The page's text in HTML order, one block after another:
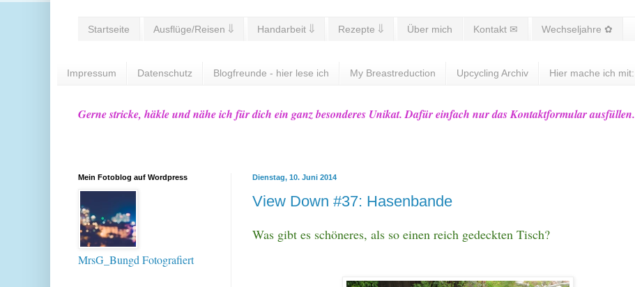
Startseite Ausflüge/Reisen ⇓ Handarbeit ⇓ Rezepte ⇓ Über mich Kontakt ✉ Wechseljahre ✿
Impressum Datenschutz Blogfreunde - hier lese ich My Breastreduction Upcycling Archiv Hier mache ich mit:
Gerne stricke, häkle und nähe ich für dich ein ganz besonderes Unikat. Dafür einfach nur das Kontaktformular ausfüllen.
Dienstag, 10. Juni 2014
View Down #37: Hasenbande
Was gibt es schöneres, als so einen reich gedeckten Tisch?
Mein Fotoblog auf Wordpress
MrsG_Bungd Fotografiert